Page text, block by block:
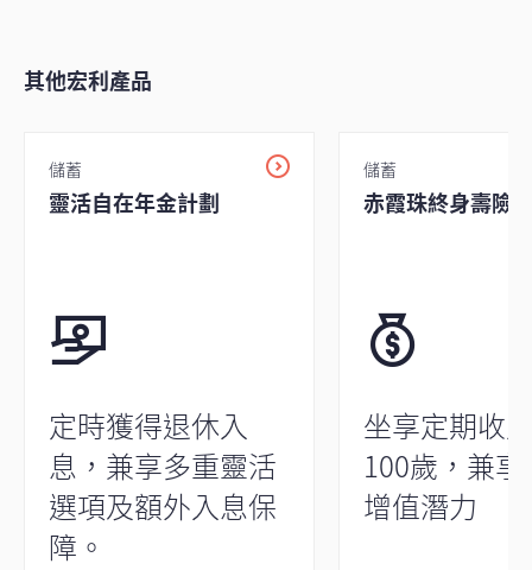
其他宏利產品
儲蓄
靈活自在年金計劃
定時獲得退休入
息，兼享多重靈活
選項及額外入息保
障。
儲蓄
赤霞珠終身壽險
坐享定期收
100歲，兼
增值潛力